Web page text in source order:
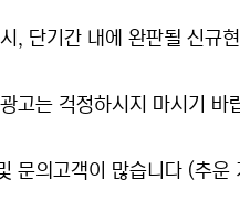
, 단기간 내에 완판될 신규
고는 걱정하시지 마시기 바
문의고객이 많습니다 (추운